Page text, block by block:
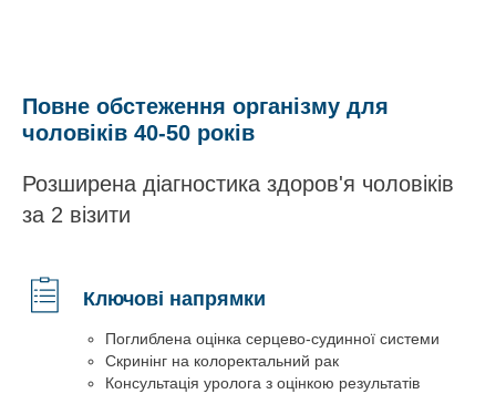
Повне обстеження організму для
чоловіків 40-50 років
Розширена діагностика здоров'я чоловіків
за 2 візити
Ключові напрямки
Поглиблена оцінка серцево-судинної системи
Скринінг на колоректальний рак
Консультація уролога з оцінкою результатів